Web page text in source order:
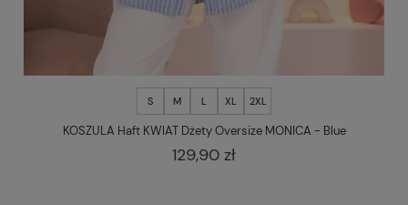
S M L XL 2XL
KOSZULA Haft KWIAT Dżety Oversize MONICA - Blue
129,90 zł